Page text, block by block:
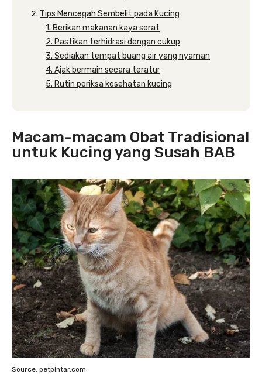
Tips Mencegah Sembelit pada Kucing
1. Berikan makanan kaya serat
2. Pastikan terhidrasi dengan cukup
3. Sediakan tempat buang air yang nyaman
4. Ajak bermain secara teratur
5. Rutin periksa kesehatan kucing
Macam-macam Obat Tradisional
untuk Kucing yang Susah BAB
Source: petpintar.com